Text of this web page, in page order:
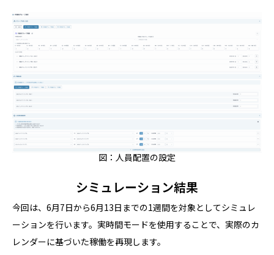
図：人員配置の設定
シミュレーション結果
今回は、6月7日から6月13日までの1週間を対象としてシミュレ
ーションを行います。実時間モードを使用することで、実際のカ
レンダーに基づいた稼働を再現します。